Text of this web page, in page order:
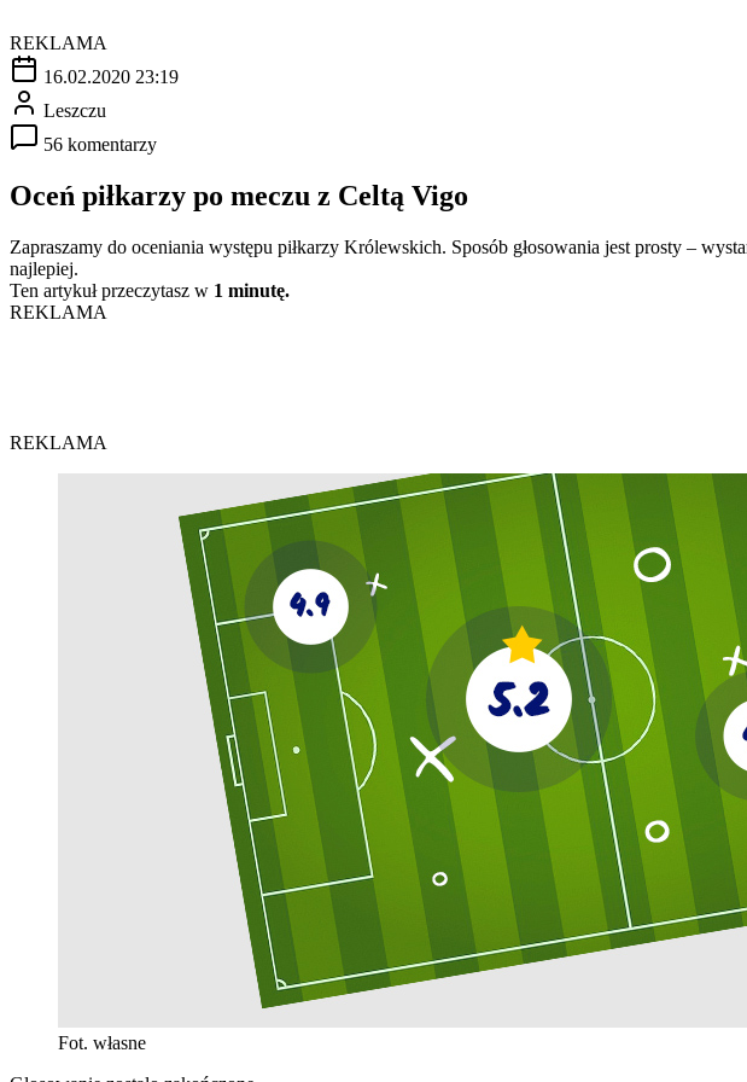
REKLAMA
16.02.2020 23:19
Leszczu
56 komentarzy
Oceń piłkarzy po meczu z Celtą Vigo
Zapraszamy do oceniania występu piłkarzy Królewskich. Sposób głosowania jest prosty –
najlepiej.
Ten artykuł przeczytasz w 1 minutę.
REKLAMA
REKLAMA
Fot. własne